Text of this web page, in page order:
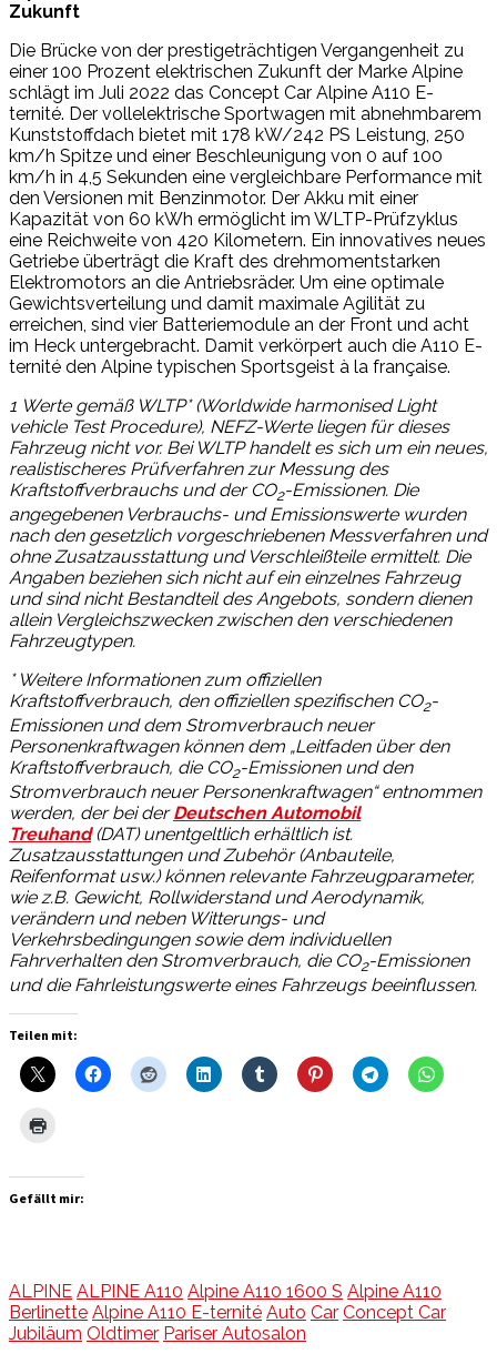
Zukunft
Die Brücke von der prestigeträchtigen Vergangenheit zu
einer 100 Prozent elektrischen Zukunft der Marke Alpine
schlägt im Juli 2022 das Concept Car Alpine A110 E-
ternité. Der vollelektrische Sportwagen mit abnehmbarem
Kunststoffdach bietet mit 178 kW/242 PS Leistung, 250
km/h Spitze und einer Beschleunigung von 0 auf 100
km/h in 4,5 Sekunden eine vergleichbare Performance mit
den Versionen mit Benzinmotor. Der Akku mit einer
Kapazität von 60 kWh ermöglicht im WLTP-Prüfzyklus
eine Reichweite von 420 Kilometern. Ein innovatives neues
Getriebe überträgt die Kraft des drehmomentstarken
Elektromotors an die Antriebsräder. Um eine optimale
Gewichtsverteilung und damit maximale Agilität zu
erreichen, sind vier Batteriemodule an der Front und acht
im Heck untergebracht. Damit verkörpert auch die A110 E-
ternité den Alpine typischen Sportsgeist à la française.
1 Werte gemäß WLTP* (Worldwide harmonised Light
vehicle Test Procedure), NEFZ-Werte liegen für dieses
Fahrzeug nicht vor. Bei WLTP handelt es sich um ein neues,
realistischeres Prüfverfahren zur Messung des
Kraftstoffverbrauchs und der CO2-Emissionen. Die
angegebenen Verbrauchs- und Emissionswerte wurden
nach den gesetzlich vorgeschriebenen Messverfahren und
ohne Zusatzausstattung und Verschleißteile ermittelt. Die
Angaben beziehen sich nicht auf ein einzelnes Fahrzeug
und sind nicht Bestandteil des Angebots, sondern dienen
allein Vergleichszwecken zwischen den verschiedenen
Fahrzeugtypen.
* Weitere Informationen zum offiziellen
Kraftstoffverbrauch, den offiziellen spezifischen CO2-
Emissionen und dem Stromverbrauch neuer
Personenkraftwagen können dem „Leitfaden über den
Kraftstoffverbrauch, die CO2-Emissionen und den
Stromverbrauch neuer Personenkraftwagen“ entnommen
werden, der bei derDeutschen Automobil
Treuhand(DAT) unentgeltlich erhältlich ist.
Zusatzausstattungen und Zubehör (Anbauteile,
Reifenformat usw.) können relevante Fahrzeugparameter,
wie z.B. Gewicht, Rollwiderstand und Aerodynamik,
verändern und neben Witterungs- und
Verkehrsbedingungen sowie dem individuellen
Fahrverhalten den Stromverbrauch, die CO2-Emissionen
und die Fahrleistungswerte eines Fahrzeugs beeinflussen.
Teilen mit:
Gefällt mir:
ALPINE ALPINE A110 Alpine A110 1600 S Alpine A110
Berlinette Alpine A110 E-ternité Auto Car Concept Car
Jubiläum Oldtimer Pariser Autosalon